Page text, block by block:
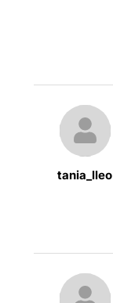
tania_lleo